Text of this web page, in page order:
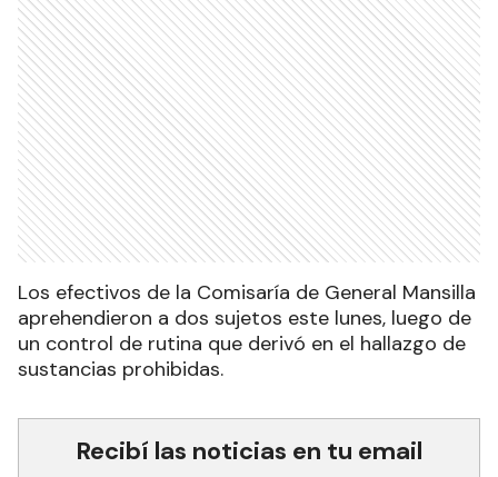
Los efectivos de la Comisaría de General Mansilla
aprehendieron a dos sujetos este lunes, luego de
un control de rutina que derivó en el hallazgo de
sustancias prohibidas.
Recibí las noticias en tu email